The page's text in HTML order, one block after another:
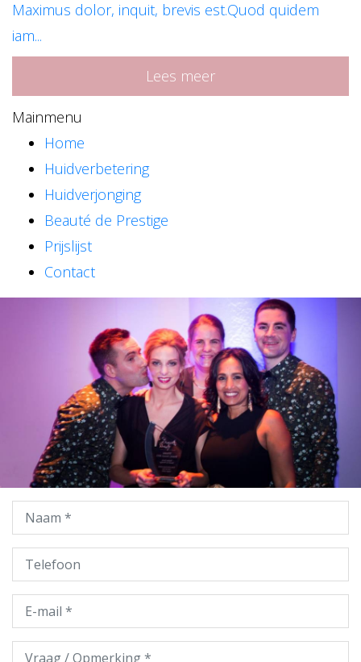
Maximus dolor, inquit, brevis est.Quod quidem
iam...
Lees meer
Mainmenu
Home
Huidverbetering
Huidverjonging
Beauté de Prestige
Prijslijst
Contact